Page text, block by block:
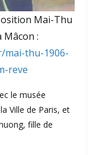
Mai-Thu
Mâcon :
mai-thu-1906-
reve
le musée
Ville de Paris, et
fille de